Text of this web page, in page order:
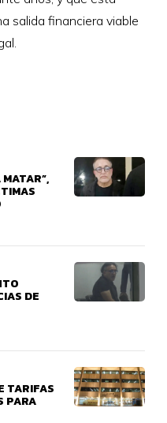
salida financiera viable
DE
TARIFAS
PARA